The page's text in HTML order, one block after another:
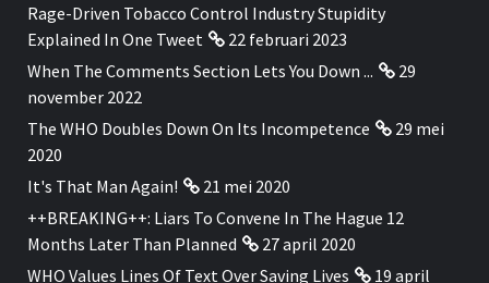
Rage-Driven Tobacco Control Industry Stupidity
Explained In One Tweet
22 februari 2023
When The Comments Section Lets You Down ...
29
november 2022
The WHO Doubles Down On Its Incompetence
29 mei
2020
It's That Man Again!
21 mei 2020
++BREAKING++: Liars To Convene In The Hague 12
Months Later Than Planned
27 april 2020
WHO Values Lines Of Text Over Saving Lives
19 april